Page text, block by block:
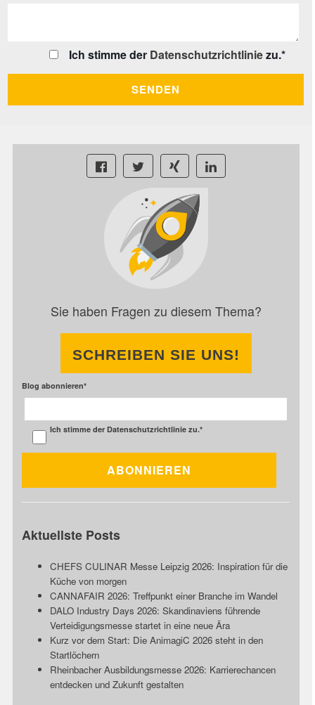
Ich stimme der Datenschutzrichtliniezu.*
Sie haben Fragen zu diesem Thema?
SCHREIBEN SIE UNS!
Blog abonnieren*
Ich stimme der Datenschutzrichtlinie zu.*
Aktuellste Posts
CHEFS CULINAR Messe Leipzig 2026: Inspiration für die
Küche von morgen
CANNAFAIR 2026: Treffpunkt einer Branche im Wandel
DALO Industry Days 2026: Skandinaviens führende
Verteidigungsmesse startet in eine neue Ära
Kurz vor dem Start: Die AnimagiC 2026 steht in den
Startlöchern
Rheinbacher Ausbildungsmesse 2026: Karrierechancen
entdecken und Zukunft gestalten